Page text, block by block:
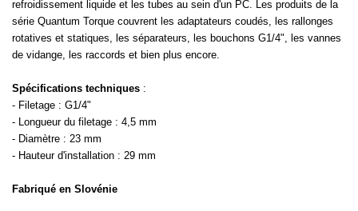
refroidissement liquide et les tubes au sein d'un PC. Les produits de la
série Quantum Torque couvrent les adaptateurs coudés, les rallonges
rotatives et statiques, les séparateurs, les bouchons G1/4", les vannes
de vidange, les raccords et bien plus encore.
Spécifications techniques :
- Filetage : G1/4"
- Longueur du filetage : 4,5 mm
- Diamètre : 23 mm
- Hauteur d'installation : 29 mm
Fabriqué en Slovénie